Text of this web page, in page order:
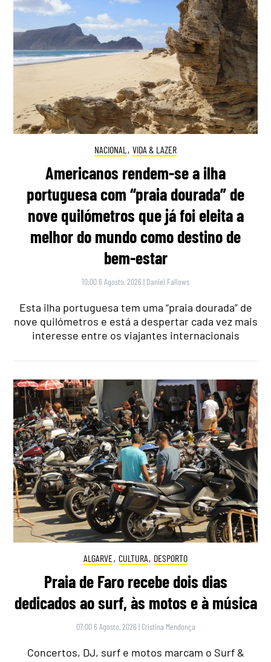
NACIONAL , VIDA & LAZER
Americanos rendem-se a ilha
portuguesa com “praia dourada” de
nove quilómetros que já foi eleita a
melhor do mundo como destino de
bem-estar
10:00 6 Agosto, 2026 | Daniel Fallows
Esta ilha portuguesa tem uma “praia dourada” de
nove quilómetros e está a despertar cada vez mais
interesse entre os viajantes internacionais
ALGARVE, CULTURA, DESPORTO
Praia de Faro recebe dois dias
dedicados ao surf, às motos e à música
07:00 6 Agosto, 2026 | Cristina Mendonça
Concertos, DJ, surf e motos marcam o Surf &